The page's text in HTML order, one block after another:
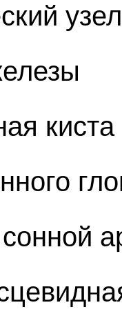
узел
киста